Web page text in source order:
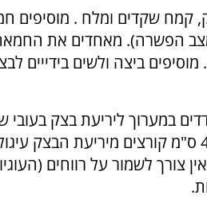
קמח שקדים ומלח . מוסיפים
הפשרה). מאחדים את
ביצה ולשים בידייים
ס"מ. באמצעות חותכן עוגיות עגול או כוס קטנה בקוטר כ 4 ס"מ קורצים מיריעת הבצק
צורך לשמור על רווחים